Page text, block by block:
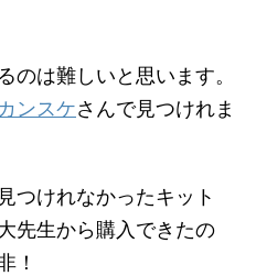
のは難しいと思います。
ンスケさんで見つけれま
つけれなかったキット
先生から購入できたの
！